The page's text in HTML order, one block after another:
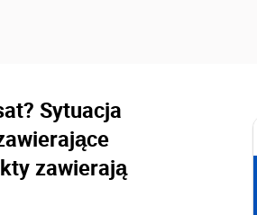
Sytuacja
zawierają